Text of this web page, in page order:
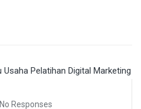
No Responses